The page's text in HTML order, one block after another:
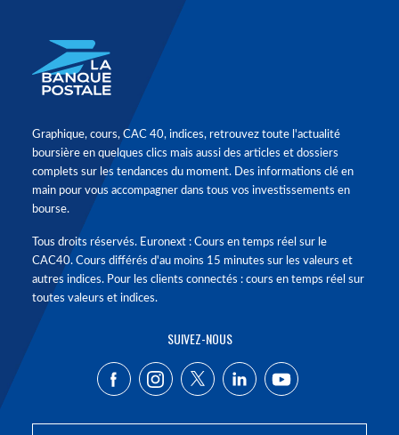
Graphique, cours, CAC 40, indices, retrouvez toute l'actualité
boursière en quelques clics mais aussi des articles et dossiers
complets sur les tendances du moment. Des informations clé en
main pour vous accompagner dans tous vos investissements en
bourse.
Tous droits réservés. Euronext : Cours en temps réel sur le
CAC40. Cours différés d'au moins 15 minutes sur les valeurs et
autres indices. Pour les clients connectés : cours en temps réel sur
toutes valeurs et indices.
SUIVEZ-NOUS